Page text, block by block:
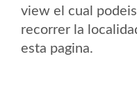
view el cual
recorrer la
esta pagina.